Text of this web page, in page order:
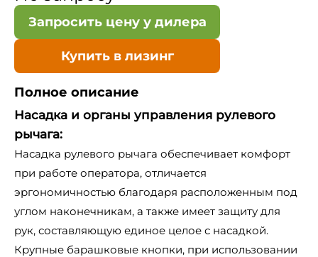
Запросить цену у дилера
Купить в лизинг
Полное описание
Насадка и органы управления рулевого
рычага:
Насадка рулевого рычага обеспечивает комфорт
при работе оператора, отличается
эргономичностью благодаря расположенным под
углом наконечникам, а также имеет защиту для
рук, составляющую единое целое с насадкой.
Крупные барашковые кнопки, при использовании